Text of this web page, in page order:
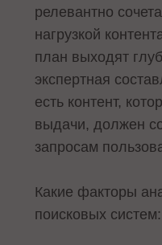
релевантно
нагрузкой
план выходят
экспертная
есть контент,
выдачи, должен
запросам
Какие факторы
поисковых систем: